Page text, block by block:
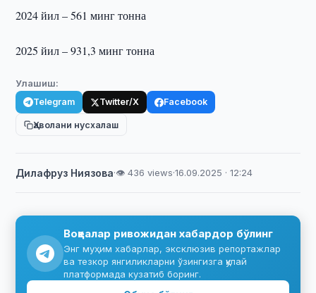
2024 йил – 561 минг тонна
2025 йил – 931,3 минг тонна
Улашиш:
Telegram Twitter/X Facebook
Ҳаволани нусхалаш
Дилафруз Ниязова·👁 436 views·16.09.2025 · 12:24
Воқеалар ривожидан хабардор бўлинг
Энг муҳим хабарлар, эксклюзив репортажлар
ва тезкор янгиликларни ўзингизга қулай
платформада кузатиб боринг.